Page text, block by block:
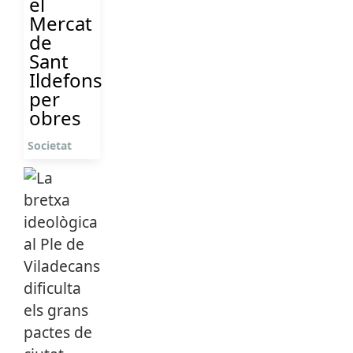
Mercat
de
Sant
Ildefons
per
obres
Societat